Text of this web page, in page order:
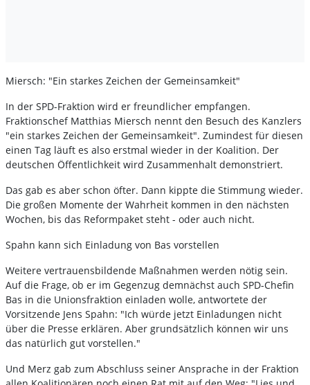
Miersch: "Ein starkes Zeichen der Gemeinsamkeit"
In der SPD-Fraktion wird er freundlicher empfangen.
Fraktionschef Matthias Miersch nennt den Besuch des Kanzlers
"ein starkes Zeichen der Gemeinsamkeit". Zumindest für diesen
einen Tag läuft es also erstmal wieder in der Koalition. Der
deutschen Öffentlichkeit wird Zusammenhalt demonstriert.
Das gab es aber schon öfter. Dann kippte die Stimmung wieder.
Die großen Momente der Wahrheit kommen in den nächsten
Wochen, bis das Reformpaket steht - oder auch nicht.
Spahn kann sich Einladung von Bas vorstellen
Weitere vertrauensbildende Maßnahmen werden nötig sein.
Auf die Frage, ob er im Gegenzug demnächst auch SPD-Chefin
Bas in die Unionsfraktion einladen wolle, antwortete der
Vorsitzende Jens Spahn: "Ich würde jetzt Einladungen nicht
über die Presse erklären. Aber grundsätzlich können wir uns
das natürlich gut vorstellen."
Und Merz gab zum Abschluss seiner Ansprache in der Fraktion